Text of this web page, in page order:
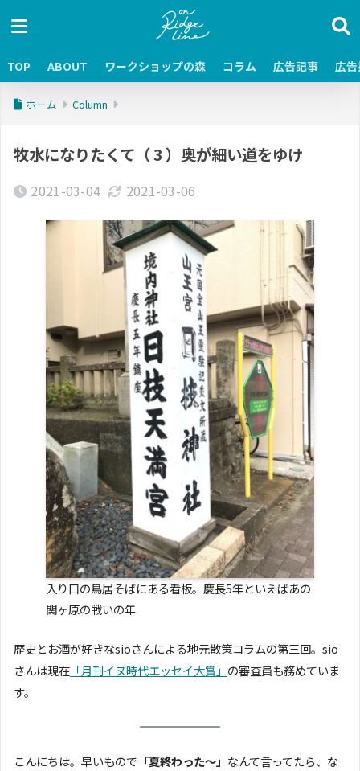
TOP ABOUT ワークショップの森 コラム 広告記事 広
ホーム Column
牧水になりたくて（ 3 ）奥が細い道をゆけ
2021-03-04 2021-03-06
入り口の鳥居そばにある看板。慶長5年といえばあの
関ヶ原の戦いの年
歴史とお酒が好きなsioさんによる地元散策コラムの第三回。sio
さんは現在 「月刊イヌ時代エッセイ大賞」 の審査員も務めていま
す。
こんにちは。早いもので 「夏終わった～」 なんて言ってたら、な